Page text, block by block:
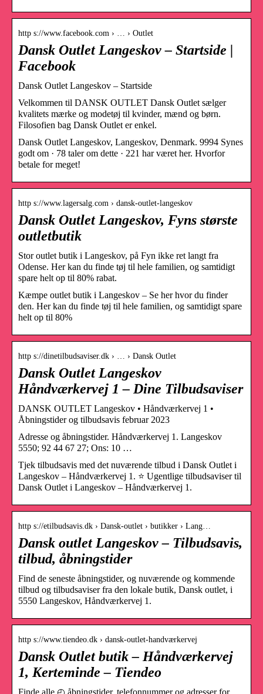
http s://www.facebook.com › … › Outlet
Dansk Outlet Langeskov – Startside |
Facebook
Dansk Outlet Langeskov – Startside
Velkommen til DANSK OUTLET Dansk Outlet sælger
kvalitets mærke og modetøj til kvinder, mænd og børn.
Filosofien bag Dansk Outlet er enkel.
Dansk Outlet Langeskov, Langeskov, Denmark. 9994 Synes
godt om · 78 taler om dette · 221 har været her. Hvorfor
betale for meget!
http s://www.lagersalg.com › dansk-outlet-langeskov
Dansk Outlet Langeskov, Fyns største
outletbutik
Stor outlet butik i Langeskov, på Fyn ikke ret langt fra
Odense. Her kan du finde tøj til hele familien, og samtidigt
spare helt op til 80% rabat.
Kæmpe outlet butik i Langeskov – Se her hvor du finder
den. Her kan du finde tøj til hele familien, og samtidigt spare
helt op til 80%
http s://dinetilbudsaviser.dk › … › Dansk Outlet
Dansk Outlet Langeskov
Håndværkervej 1 – Dine Tilbudsaviser
DANSK OUTLET Langeskov • Håndværkervej 1 •
Åbningstider og tilbudsavis februar 2023
Adresse og åbningstider. Håndværkervej 1. Langeskov
5550; 92 44 67 27; Ons: 10 …
Tjek tilbudsavis med det nuværende tilbud i Dansk Outlet i
Langeskov – Håndværkervej 1. ⭐ Ugentlige tilbudsaviser til
Dansk Outlet i Langeskov – Håndværkervej 1.
http s://etilbudsavis.dk › Dansk-outlet › butikker › Lang…
Dansk outlet Langeskov – Tilbudsavis,
tilbud, åbningstider
Find de seneste åbningstider, og nuværende og kommende
tilbud og tilbudsaviser fra den lokale butik, Dansk outlet, i
5550 Langeskov, Håndværkervej 1.
http s://www.tiendeo.dk › dansk-outlet-handværkervej
Dansk Outlet butik – Håndværkervej
1, Kerteminde – Tiendeo
Finde alle ◴ åbningstider, telefonnummer og adresser for